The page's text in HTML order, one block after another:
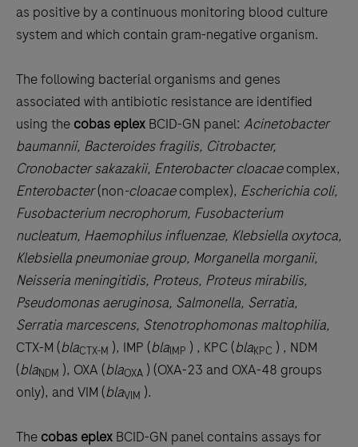
as positive by a continuous monitoring blood culture
system and which contain gram-negative organism.
The following bacterial organisms and genes
associated with antibiotic resistance are identified
using the cobas eplex BCID-GN panel: Acinetobacter
baumannii, Bacteroides fragilis, Citrobacter,
Cronobacter sakazakii, Enterobacter cloacaecomplex,
Enterobacter(non-cloacaecomplex), Escherichia coli,
Fusobacterium necrophorum, Fusobacterium
nucleatum, Haemophilus influenzae, Klebsiella oxytoca,
Klebsiella pneumoniae group, Morganella morganii,
Neisseria meningitidis, Proteus, Proteus mirabilis,
Pseudomonas aeruginosa, Salmonella, Serratia,
Serratia marcescens, Stenotrophomonas maltophilia,
CTX-M (blaCTX-M ), IMP (blaIMP ) , KPC (blaKPC ) , NDM
(blaNDM ), OXA (blaOXA ) (OXA-23 and OXA-48 groups
only), and VIM (blaVIM ).
The cobas eplex BCID-GN panel contains assays for